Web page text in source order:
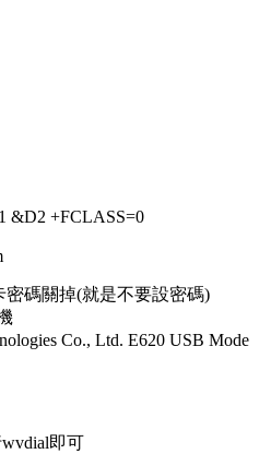
&D2 +FCLASS=0
密碼關掉(就是不要設密碼)
Co., Ltd. E620 USB Mode
即可